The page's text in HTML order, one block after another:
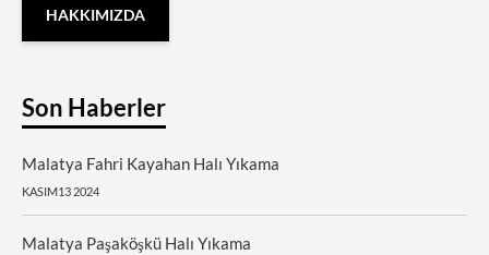
HAKKIMIZDA
Son Haberler
Malatya Fahri Kayahan Halı Yıkama
KASIM13 2024
Malatya Paşaköşkü Halı Yıkama